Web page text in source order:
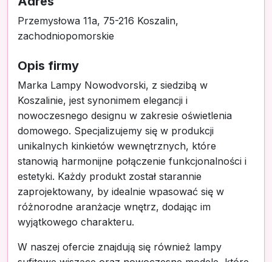
Przemysłowa 11a, 75-216 Koszalin,
zachodniopomorskie
Opis firmy
Marka Lampy Nowodvorski, z siedzibą w
Koszalinie, jest synonimem elegancji i
nowoczesnego designu w zakresie oświetlenia
domowego. Specjalizujemy się w produkcji
unikalnych kinkietów wewnętrznych, które
stanowią harmonijne połączenie funkcjonalności i
estetyki. Każdy produkt został starannie
zaprojektowany, by idealnie wpasować się w
różnorodne aranżacje wnętrz, dodając im
wyjątkowego charakteru.
W naszej ofercie znajdują się również lampy